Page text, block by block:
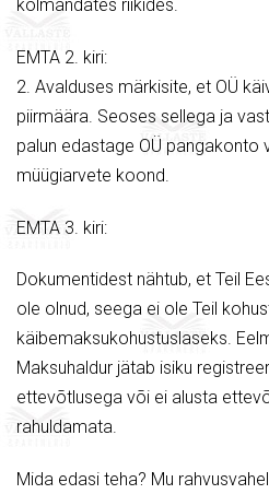
kolmandates riikides.
EMTA 2. kiri:
2. Avalduses märkisite, et OÜ
piirmäära. Seoses sellega ja
palun edastage OÜ pangakonto
müügiarvete koond.
EMTA 3. kiri:
Dokumentidest nähtub, et Teil
ole olnud, seega ei ole Teil
käibemaksukohustuslaseks.
Maksuhaldur jätab isiku
ettevõtlusega või ei alusta
rahuldamata.
Mida edasi teha? Mu